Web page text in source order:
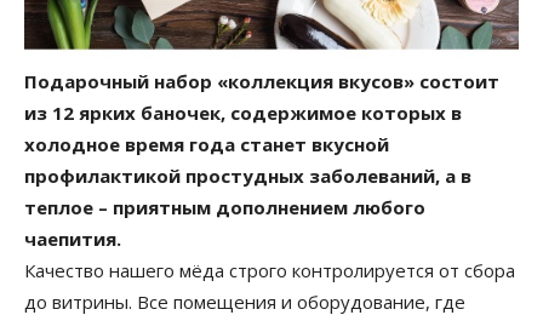
Подарочный набор «коллекция вкусов» состоит
из 12 ярких баночек, содержимое которых в
холодное время года станет вкусной
профилактикой простудных заболеваний, а в
теплое – приятным дополнением любого
чаепития.
Качество нашего мёда строго контролируется от сбора
до витрины. Все помещения и оборудование, где